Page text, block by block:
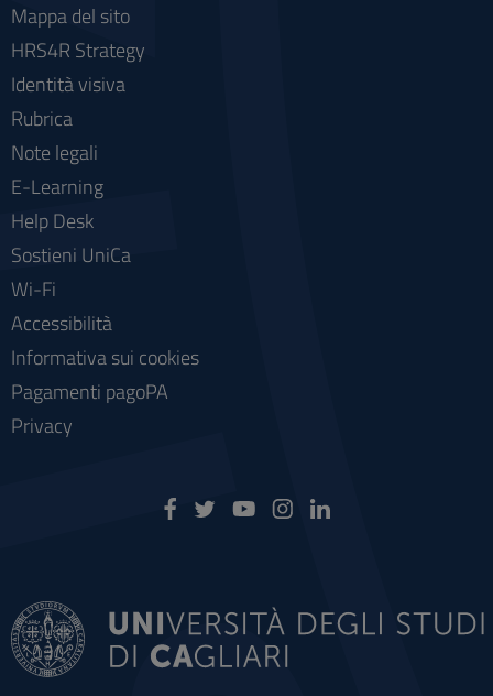
Mappa del sito
HRS4R Strategy
Identità visiva
Rubrica
Note legali
E-Learning
Help Desk
Sostieni UniCa
Wi-Fi
Accessibilità
Informativa sui cookies
Pagamenti pagoPA
Privacy